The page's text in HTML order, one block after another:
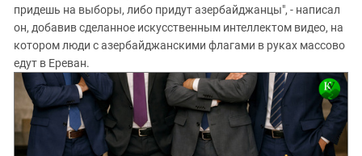
придешь на выборы, либо придут азербайджанцы", - написал
он, добавив сделанное искусственным интеллектом видео, на
котором люди с азербайджанскими флагами в руках массово
едут в Ереван.